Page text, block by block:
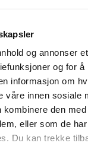
og annonser et
og for å
informasjon om
våre innen sosiale
den med
eller som de
Du kan trekke